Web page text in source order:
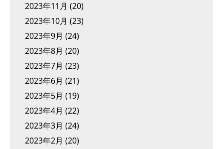
2023年11月 (20)
2023年10月 (23)
2023年9月 (24)
2023年8月 (20)
2023年7月 (23)
2023年6月 (21)
2023年5月 (19)
2023年4月 (22)
2023年3月 (24)
2023年2月 (20)